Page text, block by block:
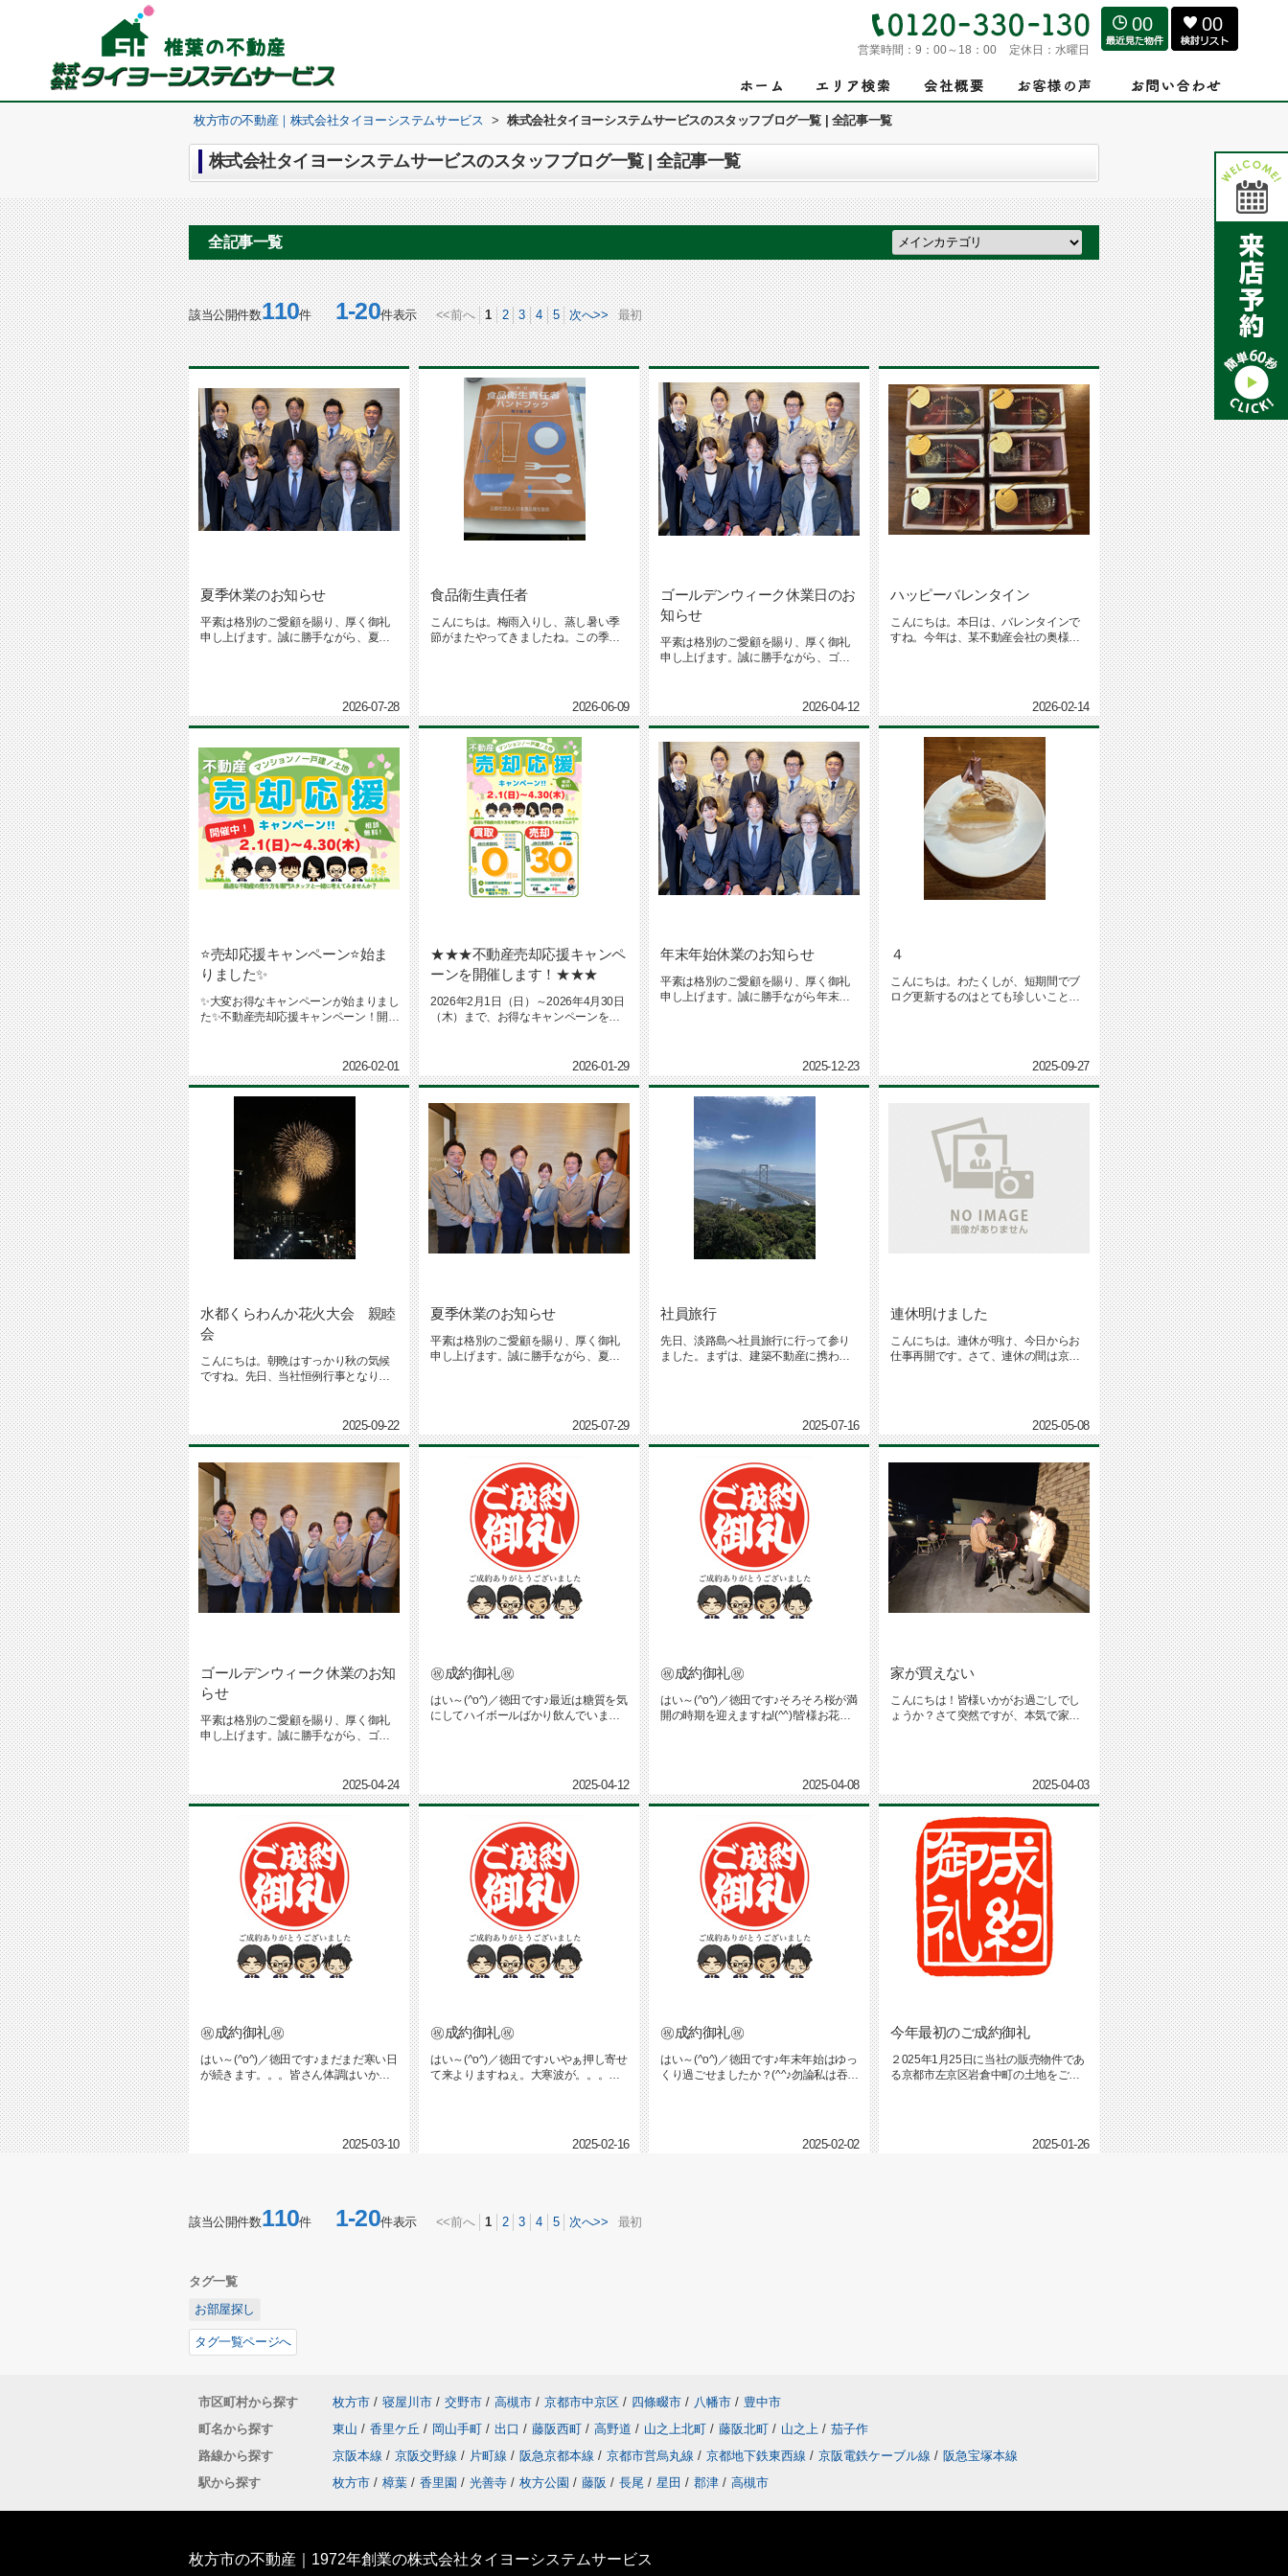
営業時間： 9：00～18：00 定休日： 水曜日
00 00
枚方市の不動産｜株式会社タイヨーシステムサービス > 株式会社タイヨーシステムサービスのスタッフブログ一覧 | 全記事一覧
株式会社タイヨーシステムサービスのスタッフブログ一覧 | 全記事一覧
全記事一覧
該当公開件数110件1-20件表示 <<前へ 1 2 3 4 5 次へ>> 最初
夏季休業のお知らせ
平素は格別のご愛顧を賜り、厚く御礼
申し上げます。誠に勝手ながら、夏季
2026-07-28
食品衛生責任者
こんにちは。梅雨入りし、蒸し暑い季
節がまたやってきましたね。この季節
2026-06-09
ゴールデンウィーク休業日のお
知らせ
平素は格別のご愛顧を賜り、厚く御礼
申し上げます。誠に勝手ながら、ゴー
2026-04-12
ハッピーバレンタイン
こんにちは。本日は、バレンタインで
すね。今年は、某不動産会社の奥様が
2026-02-14
⭐売却応援キャンペーン⭐始ま
りました✨
✨大変お得なキャンペーンが始まりまし
た✨不動産売却応援キャンペーン！開催
2026-02-01
★★★不動産売却応援キャンペ
ーンを開催します！★★★
2026年2月1日（日）～2026年4月30日
（木）まで、お得なキャンペーンを開
2026-01-29
年末年始休業のお知らせ
平素は格別のご愛顧を賜り、厚く御礼
申し上げます。誠に勝手ながら年末年
2025-12-23
４
こんにちは。わたくしが、短期間でブ
ログ更新するのはとても珍しいことで
2025-09-27
水都くらわんか花火大会 親睦
会
こんにちは。朝晩はすっかり秋の気候
ですね。先日、当社恒例行事となりつ
2025-09-22
夏季休業のお知らせ
平素は格別のご愛顧を賜り、厚く御礼
申し上げます。誠に勝手ながら、夏季
2025-07-29
社員旅行
先日、淡路島へ社員旅行に行って参り
ました。まずは、建築不動産に携わっ
2025-07-16
連休明けました
こんにちは。連休が明け、今日からお
仕事再開です。さて、連休の間は京都
2025-05-08
ゴールデンウィーク休業のお知
らせ
平素は格別のご愛顧を賜り、厚く御礼
申し上げます。誠に勝手ながら、ゴー
2025-04-24
㊗成約御礼㊗
はい～(^o^)／徳田です♪最近は糖質を気
にしてハイボールばかり飲んでいます!
2025-04-12
㊗成約御礼㊗
はい～(^o^)／徳田です♪そろそろ桜が満
開の時期を迎えますね!(^^)!皆様お花見
2025-04-08
家が買えない
こんにちは！皆様いかがお過ごしでし
ょうか？さて突然ですが、本気で家の
2025-04-03
㊗成約御礼㊗
はい～(^o^)／徳田です♪まだまだ寒い日
が続きます。。。皆さん体調はいかが
2025-03-10
㊗成約御礼㊗
はい～(^o^)／徳田です♪いやぁ押し寄せ
て来よりますねぇ。大寒波が。。。寒
2025-02-16
㊗成約御礼㊗
はい～(^o^)／徳田です♪年末年始はゆっ
くり過ごせましたか？(^^♪勿論私は吞兵
2025-02-02
今年最初のご成約御礼
２025年1月25日に当社の販売物件であ
る京都市左京区岩倉中町の土地をご成
2025-01-26
該当公開件数110件1-20件表示 <<前へ 1 2 3 4 5 次へ>> 最初
タグ一覧
お部屋探し
タグ一覧ページへ
市区町村から探す 枚方市 / 寝屋川市 / 交野市 / 高槻市 / 京都市中京区 / 四條畷市 / 八幡市 / 豊中市
町名から探す
東山 / 香里ケ丘 / 岡山手町 / 出口 / 藤阪西町 / 高野道 / 山之上北町 / 藤阪北町 / 山之上 / 茄子作
路線から探す
京阪本線 / 京阪交野線 / 片町線 / 阪急京都本線 / 京都市営烏丸線 / 京都地下鉄東西線 / 京阪電鉄ケーブル線 / 阪急宝塚本線
駅から探す
枚方市 / 樟葉 / 香里園 / 光善寺 / 枚方公園 / 藤阪 / 長尾 / 星田 / 郡津 / 高槻市
枚方市の不動産｜1972年創業の株式会社タイヨーシステムサービス